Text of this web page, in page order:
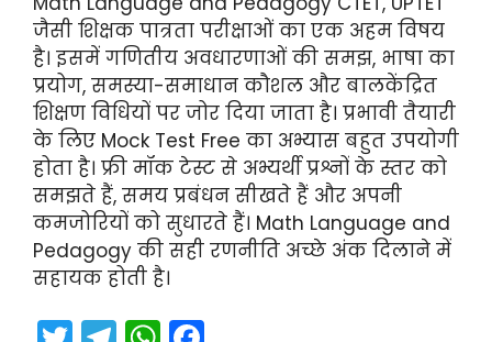
जैसी शिक्षक पात्रता परीक्षाओं का एक अहम विषय
है। इसमें गणितीय अवधारणाओं की समझ, भाषा का
प्रयोग, समस्या-समाधान कौशल और बालकेंद्रित
शिक्षण विधियों पर जोर दिया जाता है। प्रभावी तैयारी
के लिए Mock Test Free का अभ्यास बहुत उपयोगी
होता है। फ्री मॉक टेस्ट से अभ्यर्थी प्रश्नों के स्तर को
समझते हैं, समय प्रबंधन सीखते हैं और अपनी
कमजोरियों को सुधारते हैं। Math Language and
Pedagogy की सही रणनीति अच्छे अंक दिलाने में
सहायक होती है।